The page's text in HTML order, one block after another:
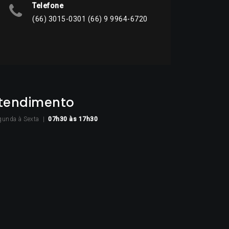
Telefone
(66) 3015-0301 (66) 9 9964-6720
à Sexta | 07h30 às 17h30